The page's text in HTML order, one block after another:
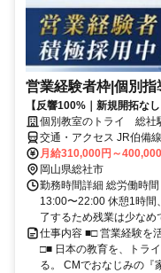
営業経験者枠|個別
【反響100%｜新規開拓な
個別教室のトライ 総社
交通・アクセス JR伯備
月給310,000円～
岡山県総社市
勤務時間詳細 総労働時
13:00〜22:00 休憩1時間
了するため残業は少なめ
仕事内容 ■□ 営業経験を
□■ 日本の教育を、トラ
る。 CMでおなじみの『